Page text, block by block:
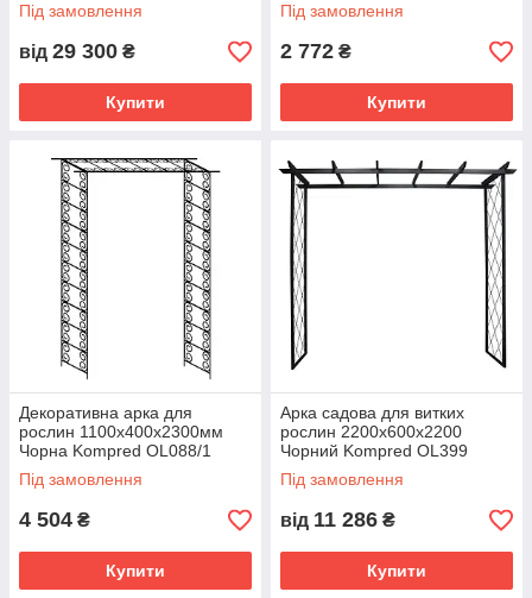
Під замовлення
від 29 300 ₴
Купити
Під замовлення
2 772 ₴
Купити
Декоративна арка для
рослин 1100x400x2300мм
Чорна Kompred OL088/1
Під замовлення
4 504 ₴
Купити
Арка садова для витких
рослин 2200х600х2200
Чорний Kompred OL399
Під замовлення
від 11 286 ₴
Купити